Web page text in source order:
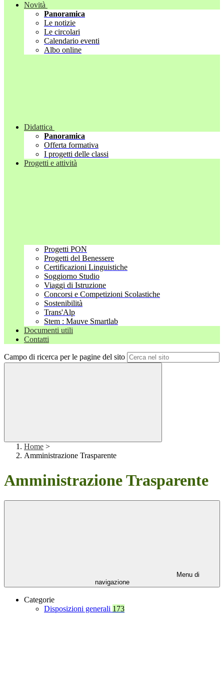
Novità
Panoramica
Le notizie
Le circolari
Calendario eventi
Albo online
Didattica
Panoramica
Offerta formativa
I progetti delle classi
Progetti e attività
Progetti PON
Progetti del Benessere
Certificazioni Linguistiche
Soggiorno Studio
Viaggi di Istruzione
Concorsi e Competizioni Scolastiche
Sostenibilità
Trans'Alp
Stem : Mauve Smartlab
Documenti utili
Contatti
Campo di ricerca per le pagine del sito
Home >
Amministrazione Trasparente
Amministrazione Trasparente
Menu di
navigazione
Categorie
Disposizioni generali 173